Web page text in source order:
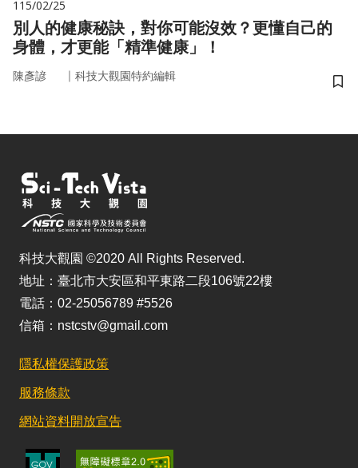
115/02/25
別人的健康秘訣，對你可能沒效？更懂自己的
身體，才更能「精準健康」！
陳彥諺 ｜ 科技大觀園特約編輯
儲
科技大觀園 ©2020 All Rights Reserved.
地址：臺北市大安區和平東路二段106號22樓
電話：02-25056789 #5526
信箱：nstcstv@gmail.com
隱私權保護政策
服務條款
網站資料開放宣告